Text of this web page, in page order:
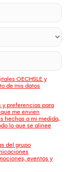
OECHSLE y
de mis datos
y preferencias para
me envien
hechas a mi medida,
lo que se alinee
del grupo
eventos y